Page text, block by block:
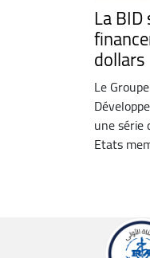
La
dollars
Le
une série
Etats